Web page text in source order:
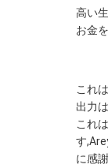
高い
お金
これ
出力
これ
す
に感